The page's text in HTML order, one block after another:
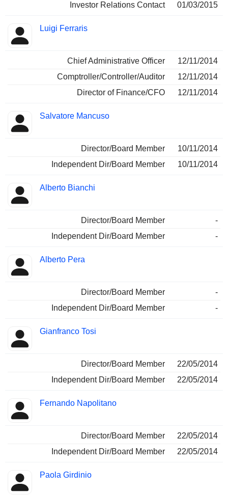
Investor Relations Contact 01/03/2015
Luigi Ferraris
Chief Administrative Officer
12/11/2014
Comptroller/Controller/Auditor
12/11/2014
Director of Finance/CFO
12/11/2014
Salvatore Mancuso
Director/Board Member
10/11/2014
Independent Dir/Board Member
10/11/2014
Alberto Bianchi
Director/Board Member
-
Independent Dir/Board Member
-
Alberto Pera
Director/Board Member
-
Independent Dir/Board Member
-
Gianfranco Tosi
Director/Board Member
22/05/2014
Independent Dir/Board Member
22/05/2014
Fernando Napolitano
Director/Board Member
22/05/2014
Independent Dir/Board Member
22/05/2014
Paola Girdinio